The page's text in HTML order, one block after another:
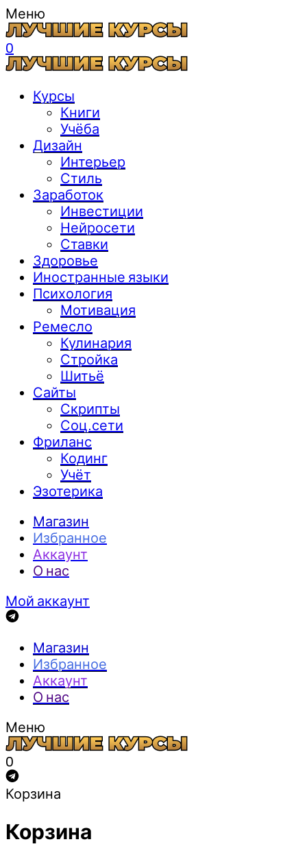
Меню
0
Курсы
Книги
Учёба
Дизайн
Интерьер
Стиль
Заработок
Инвестиции
Нейросети
Ставки
Здоровье
Иностранные языки
Психология
Мотивация
Ремесло
Кулинария
Стройка
Шитьё
Сайты
Скрипты
Соц.сети
Фриланс
Кодинг
Учёт
Эзотерика
Магазин
Избранное
Аккаунт
О нас
Мой аккаунт
Магазин
Избранное
Аккаунт
О нас
Меню
0
Корзина
Корзина